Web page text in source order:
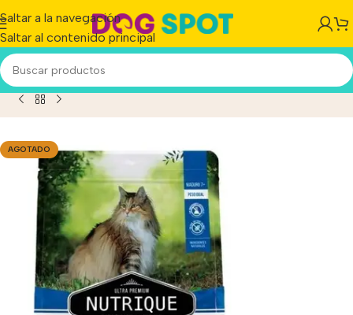
Saltar a la navegación
Saltar al contenido principal
/Producto /Nutrique Adult 7+ Healthy Maintenance 7,5 Kg
AGOTADO